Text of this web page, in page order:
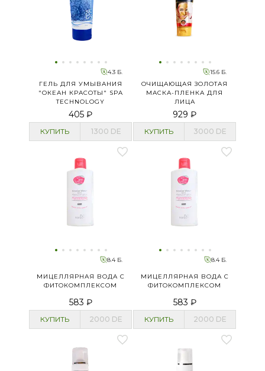
4.3 Б.
ГЕЛЬ ДЛЯ УМЫВАНИЯ
"ОКЕАН КРАСОТЫ" SPA
TECHNOLOGY
405 ₽
КУПИТЬ 1300 DE
15.6 Б.
ОЧИЩАЮЩАЯ ЗОЛОТАЯ
МАСКА-ПЛЕНКА ДЛЯ
ЛИЦА
929 ₽
КУПИТЬ 3000 DE
8.4 Б.
МИЦЕЛЛЯРНАЯ ВОДА С
ФИТОКОМПЛЕКСОМ
583 ₽
КУПИТЬ 2000 DE
8.4 Б.
МИЦЕЛЛЯРНАЯ ВОДА С
ФИТОКОМПЛЕКСОМ
583 ₽
КУПИТЬ 2000 DE